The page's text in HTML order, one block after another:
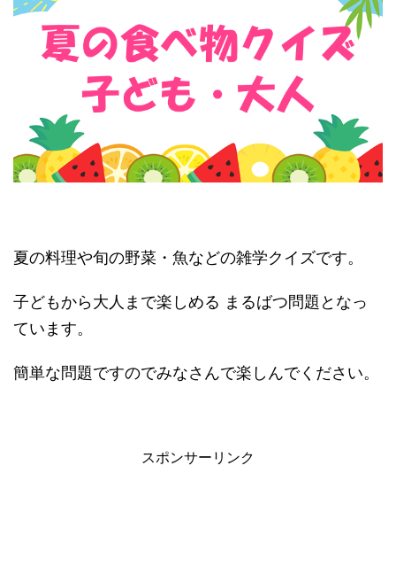
夏の料理や旬の野菜・魚などの雑学クイズです。
子どもから大人まで楽しめる まるばつ問題となっ
ています。
簡単な問題ですのでみなさんで楽しんでください。
スポンサーリンク